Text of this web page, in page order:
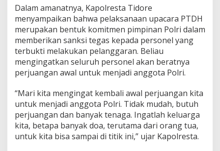
a
T
D
H
P
e
r
s
n
e
l
Dalam amanatnya, Kapolresta Tidore
menyampaikan bahwa pelaksanaan upacara PTDH
merupakan bentuk komitmen pimpinan Polri dalam
memberikan sanksi tegas kepada personel yang
terbukti melakukan pelanggaran. Beliau
mengingatkan seluruh personel akan beratnya
perjuangan awal untuk menjadi anggota Polri.
“Mari kita mengingat kembali awal perjuangan kita
untuk menjadi anggota Polri. Tidak mudah, butuh
perjuangan dan banyak tenaga. Ingatlah keluarga
kita, betapa banyak doa, terutama dari orang tua,
untuk kita bisa sampai di titik ini,” ujar Kapolresta.